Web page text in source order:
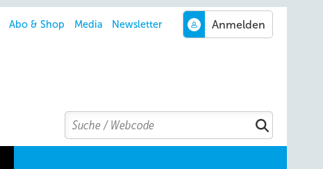
Abo & Shop Media Newsletter
Search
Suchen